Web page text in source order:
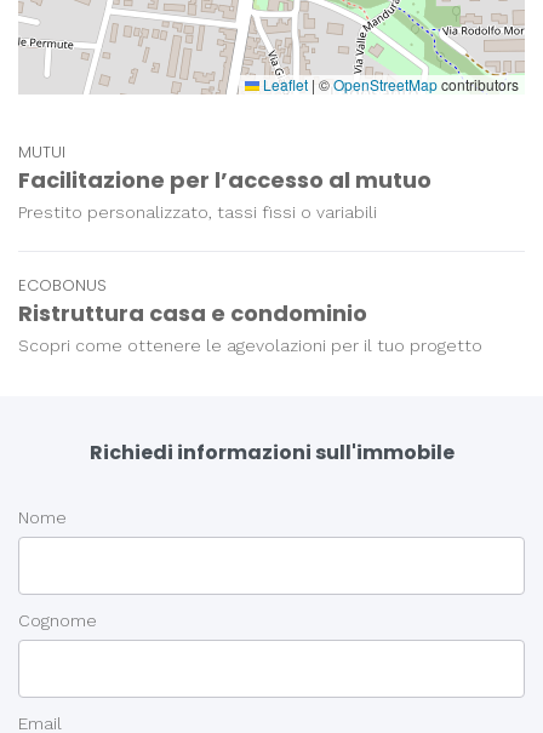
Leaflet | ©OpenStreetMapcontributors
MUTUI
Facilitazione per l’accesso al mutuo
Prestito personalizzato, tassi fissi o variabili
ECOBONUS
Ristruttura casa e condominio
Scopri come ottenere le agevolazioni per il tuo progetto
Richiedi informazioni sull'immobile
Nome
Cognome
Email